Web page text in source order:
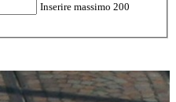
Inserire massimo 200